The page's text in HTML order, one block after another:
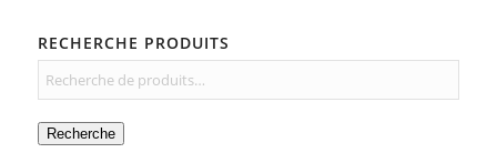
RECHERCHE PRODUITS
Recherche